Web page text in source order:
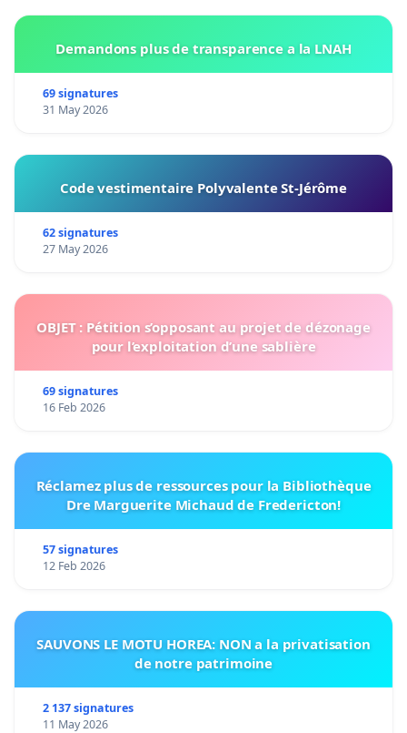
Demandons plus de transparence a la LNAH
69 signatures
31 May 2026
Code vestimentaire Polyvalente St-Jérôme
62 signatures
27 May 2026
OBJET : Pétition s’opposant au projet de dézonage
pour l’exploitation d’une sablière
69 signatures
16 Feb 2026
Réclamez plus de ressources pour la Bibliothèque
Dre Marguerite Michaud de Fredericton!
57 signatures
12 Feb 2026
SAUVONS LE MOTU HOREA: NON a la privatisation
de notre patrimoine
2 137 signatures
11 May 2026